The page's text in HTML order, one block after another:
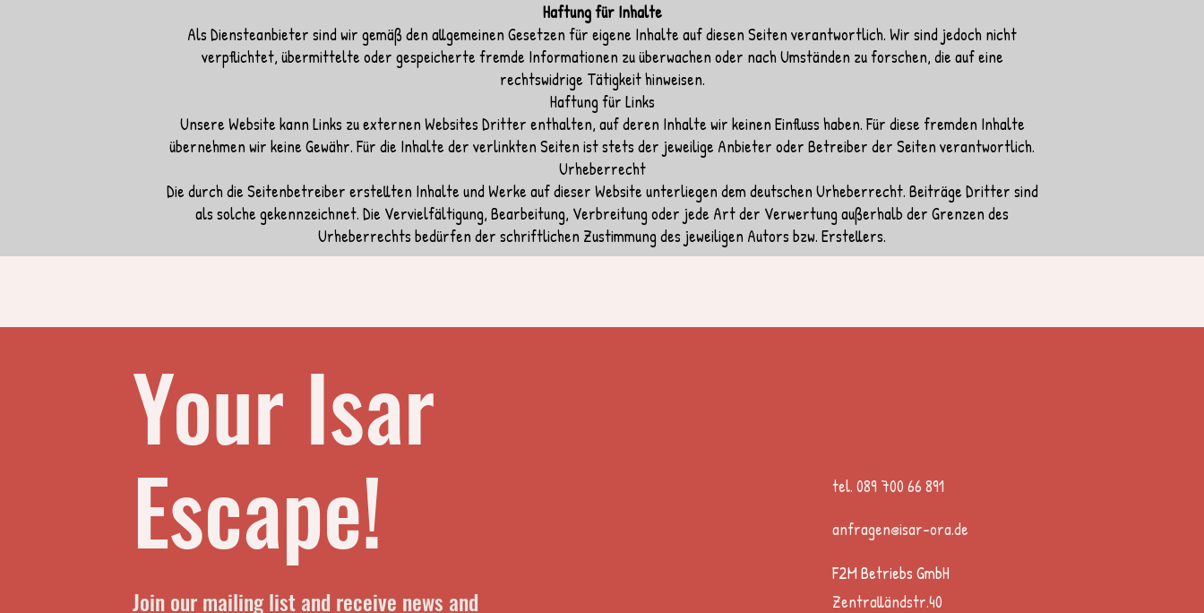
Haftung für Inhalte
Als Diensteanbieter sind wir gemäß den allgemeinen Gesetzen für eigene Inhalte auf diesen Seiten verantwortlich. Wir sind jedoch nicht
verpflichtet, übermittelte oder gespeicherte fremde Informationen zu überwachen oder nach Umständen zu forschen, die auf eine
rechtswidrige Tätigkeit hinweisen.
Haftung für Links
Unsere Website kann Links zu externen Websites Dritter enthalten, auf deren Inhalte wir keinen Einfluss haben. Für diese fremden Inhalte
übernehmen wir keine Gewähr. Für die Inhalte der verlinkten Seiten ist stets der jeweilige Anbieter oder Betreiber der Seiten verantwortlich.
Urheberrecht
Die durch die Seitenbetreiber erstellten Inhalte und Werke auf dieser Website unterliegen dem deutschen Urheberrecht. Beiträge Dritter sind
als solche gekennzeichnet. Die Vervielfältigung, Bearbeitung, Verbreitung oder jede Art der Verwertung außerhalb der Grenzen des
Urheberrechts bedürfen der schriftlichen Zustimmung des jeweiligen Autors bzw. Erstellers.
Your Isar
Escape!
Join our mailing list and receive news and
tel. 089 700 66 891
anfragen@isar-ora.de
F2M Betriebs GmbH
Zentralländstr.40